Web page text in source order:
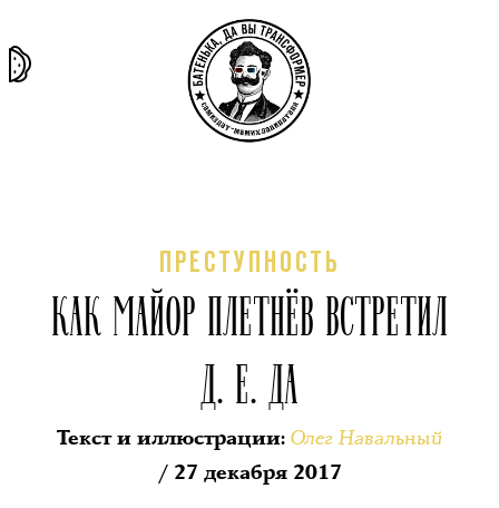
ПРЕСТУПНОСТЬ
КАК МАЙОР ПЛЕТНЁВ ВСТРЕТИЛ
Д. Е. ДА
Текст и иллюстрации: Олег Навальный
/ 27 декабря 2017